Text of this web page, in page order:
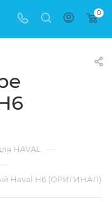
0
HAVAL —
—
Haval H6 (ОРИГИНАЛ)